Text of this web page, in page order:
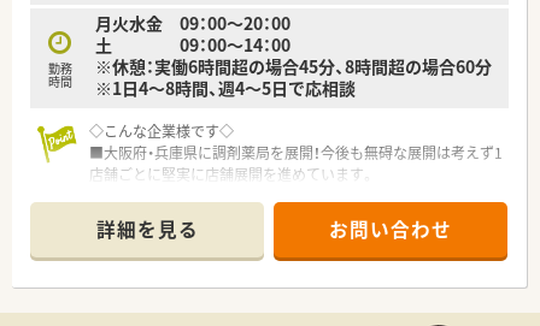
のある方に最適です。
■年間休日124日で当直もないため、家庭との両立を目指す方に
おすすめです。
■ゆとりある人員配置のもと、患者様一人ひとりとじっくり向き
勤務
時間
月火水金 09：00～20：00
土 09：00～14：00
※休憩：実働6時間超の場合45分、8時間超の場合60分
※1日4～8時間、週4～5日で応相談
◇こんな企業様です◇
■大阪府・兵庫県に調剤薬局を展開！今後も無碍な展開は考えず1
店舗ごとに堅実に店舗展開を進めています。
■採用で重視する点は「協調性」！各店舗、社員同士の仲がいいの
が最大の自慢です。
■患者様の為、地域の為、になる事であれば会社として全力でバ
ックアップしていただける環境がございます。
詳細を見る お問い合わせ